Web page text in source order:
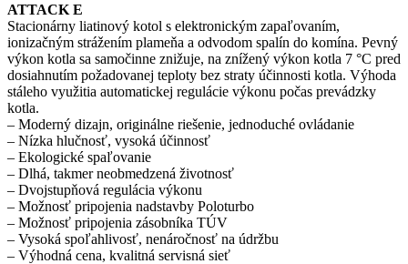
ATTACK E
Stacionárny liatinový kotol s elektronickým zapaľovaním,
ionizačným strážením plameňa a odvodom spalín do komína. Pevný
výkon kotla sa samočinne znižuje, na znížený výkon kotla 7 °C pred
dosiahnutím požadovanej teploty bez straty účinnosti kotla. Výhoda
stáleho využitia automatickej regulácie výkonu počas prevádzky
kotla.
– Moderný dizajn, originálne riešenie, jednoduché ovládanie
– Nízka hlučnosť, vysoká účinnosť
– Ekologické spaľovanie
– Dlhá, takmer neobmedzená životnosť
– Dvojstupňová regulácia výkonu
– Možnosť pripojenia nadstavby Poloturbo
– Možnosť pripojenia zásobníka TÚV
– Vysoká spoľahlivosť, nenáročnosť na údržbu
– Výhodná cena, kvalitná servisná sieť